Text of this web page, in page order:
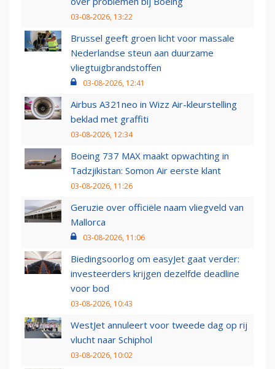
03-08-2026, 13:22
Brussel geeft groen licht voor massale
Nederlandse steun aan duurzame
vliegtuigbrandstoffen
03-08-2026, 12:41
Airbus A321neo in Wizz Air-kleurstelling
beklad met graffiti
03-08-2026, 12:34
Boeing 737 MAX maakt opwachting in
Tadzjikistan: Somon Air eerste klant
03-08-2026, 11:26
Geruzie over officiële naam vliegveld van
Mallorca
03-08-2026, 11:06
Biedingsoorlog om easyJet gaat verder:
investeerders krijgen dezelfde deadline
voor bod
03-08-2026, 10:43
WestJet annuleert voor tweede dag op rij
vlucht naar Schiphol
03-08-2026, 10:02